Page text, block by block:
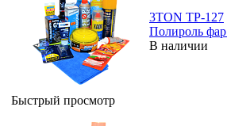
Быстрый просмотр
3TON TP-127
Полироль фар
В наличии